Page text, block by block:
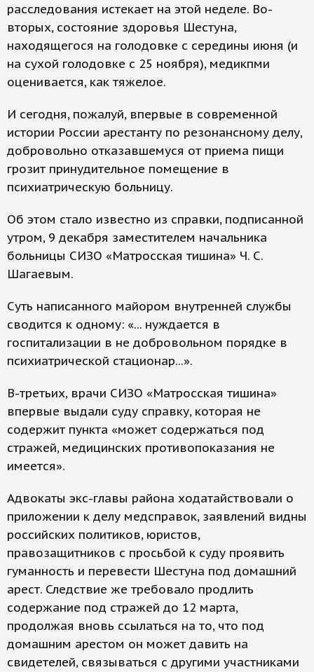
расследования истекает на этой неделе. Во-
вторых, состояние здоровья Шестуна,
находящегося на голодовке с середины июня (и
на сухой голодовке с 25 ноября), медикпми
оценивается, как тяжелое.
И сегодня, пожалуй, впервые в современной
истории России арестанту по резонансному делу,
добровольно отказавшемуся от приема пищи
грозит принудительное помещение в
психиатрическую больницу.
Об этом стало известно из справки, подписанной
утром, 9 декабря заместителем начальника
больницы СИЗО «Матросская тишина» Ч. С.
Шагаевым.
Суть написанного майором внутренней службы
сводится к одному: «... нуждается в
госпитализации в не добровольном порядке в
психиатрической стационар...».
В-третьих, врачи СИЗО «Матросская тишина»
впервые выдали суду справку, которая не
содержит пункта «может содержаться под
стражей, медицинских противопоказания не
имеется».
Адвокаты экс-главы района ходатайствовали о
приложении к делу медсправок, заявлений видны
российских политиков, юристов,
правозащитников с просьбой к суду проявить
гуманность и перевести Шестуна под домашний
арест. Следствие же требовало продлить
содержание под стражей до 12 марта,
продолжая вновь ссылаться на то, что под
домашним арестом он может давить на
свидетелей, связываться с другими участниками